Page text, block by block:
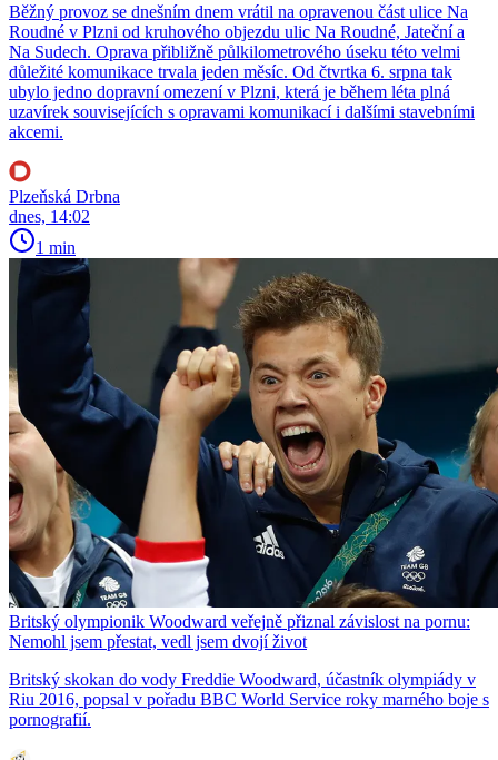
Běžný provoz se dnešním dnem vrátil na opravenou část ulice Na
Roudné v Plzni od kruhového objezdu ulic Na Roudné, Jateční a
Na Sudech. Oprava přibližně půlkilometrového úseku této velmi
důležité komunikace trvala jeden měsíc. Od čtvrtka 6. srpna tak
ubylo jedno dopravní omezení v Plzni, která je během léta plná
uzavírek souvisejících s opravami komunikací i dalšími stavebními
akcemi.
Plzeňská Drbna
dnes, 14:02
1 min
Britský olympionik Woodward veřejně přiznal závislost na pornu:
Nemohl jsem přestat, vedl jsem dvojí život
Britský skokan do vody Freddie Woodward, účastník olympiády v
Riu 2016, popsal v pořadu BBC World Service roky marného boje s
pornografií.